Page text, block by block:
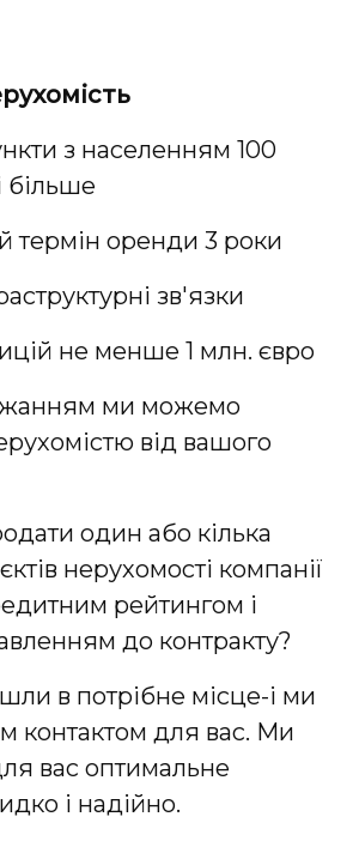
з населенням 100
більше
термін оренди 3 роки
зв'язки
не менше 1 млн. євро
ми можемо
від вашого
один або кілька
нерухомості компанії
рейтингом і
до контракту?
в потрібне місце-і ми
контактом для вас. Ми
вас оптимальне
і надійно.